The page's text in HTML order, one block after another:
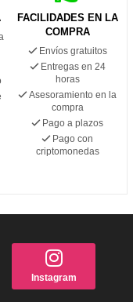
FACILIDADES EN LA
COMPRA
Envíos gratuitos
Entregas en 24
horas
Asesoramiento en la
compra
Pago a plazos
Pago con
criptomonedas
Instagram